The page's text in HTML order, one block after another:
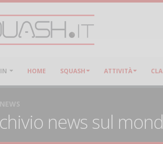
HOME SQUASH ATTIVITÀ
NEWS
news sul